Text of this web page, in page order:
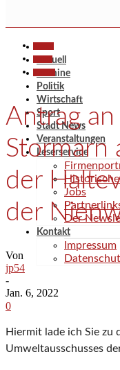
Aktuell
Termine
Politik
Wirtschaft
Sport
Stadt News
Veranstaltungen
Leserservice
Jobs
Der
Kontakt
Impressum
Antrag
Stormarn
der
der
Von
jp54
-
Jan. 6, 2022
0
Hiermit lade ich Sie zu
Umweltausschusses